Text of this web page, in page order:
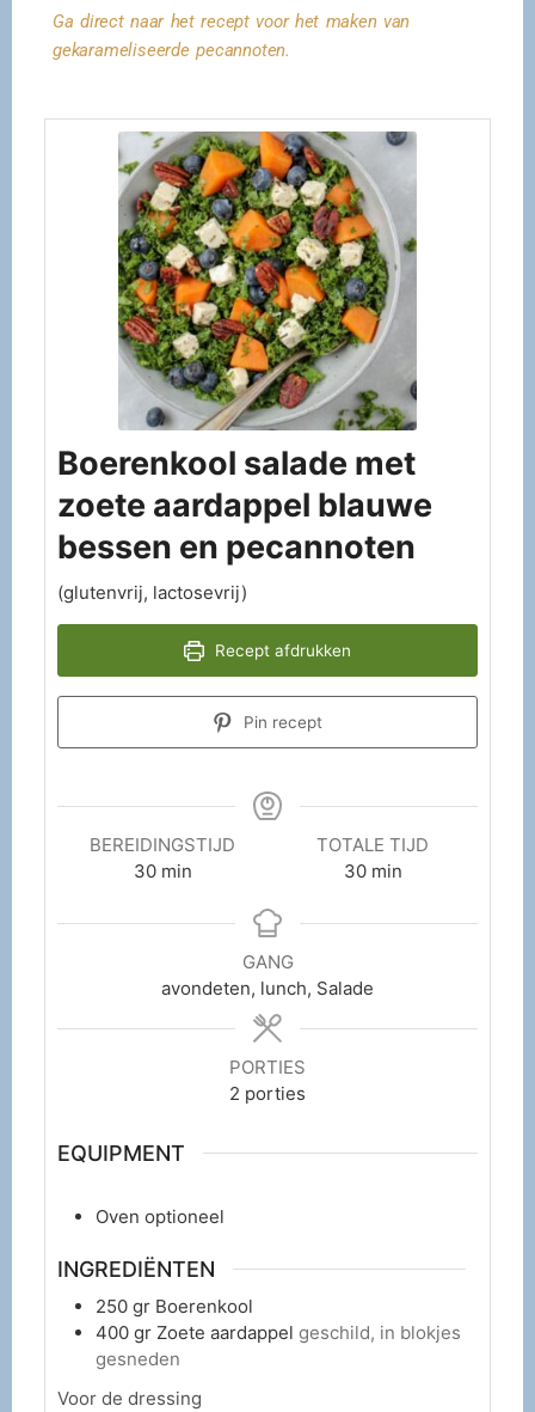
Ga direct naar het recept voor het maken van
gekarameliseerde pecannoten.
Boerenkool salade met
zoete aardappel blauwe
bessen en pecannoten
(glutenvrij, lactosevrij)
Recept afdrukken
Pin recept
BEREIDINGSTIJD
30 min
TOTALE TIJD
30 min
GANG
avondeten, lunch, Salade
PORTIES
2 porties
EQUIPMENT
Oven optioneel
INGREDIËNTEN
250 gr Boerenkool
400 gr Zoete aardappel geschild, in blokjes
gesneden
Voor de dressing